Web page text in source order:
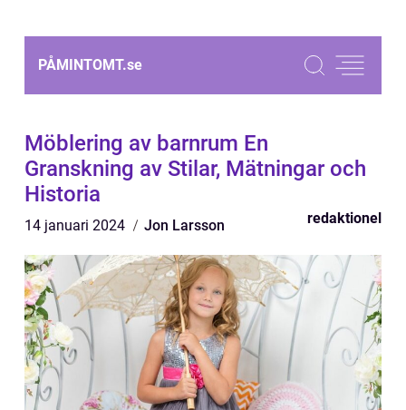
PÅMINTOMT.se
Möblering av barnrum En
Granskning av Stilar, Mätningar och
Historia
14 januari 2024 Jon Larsson redaktionel